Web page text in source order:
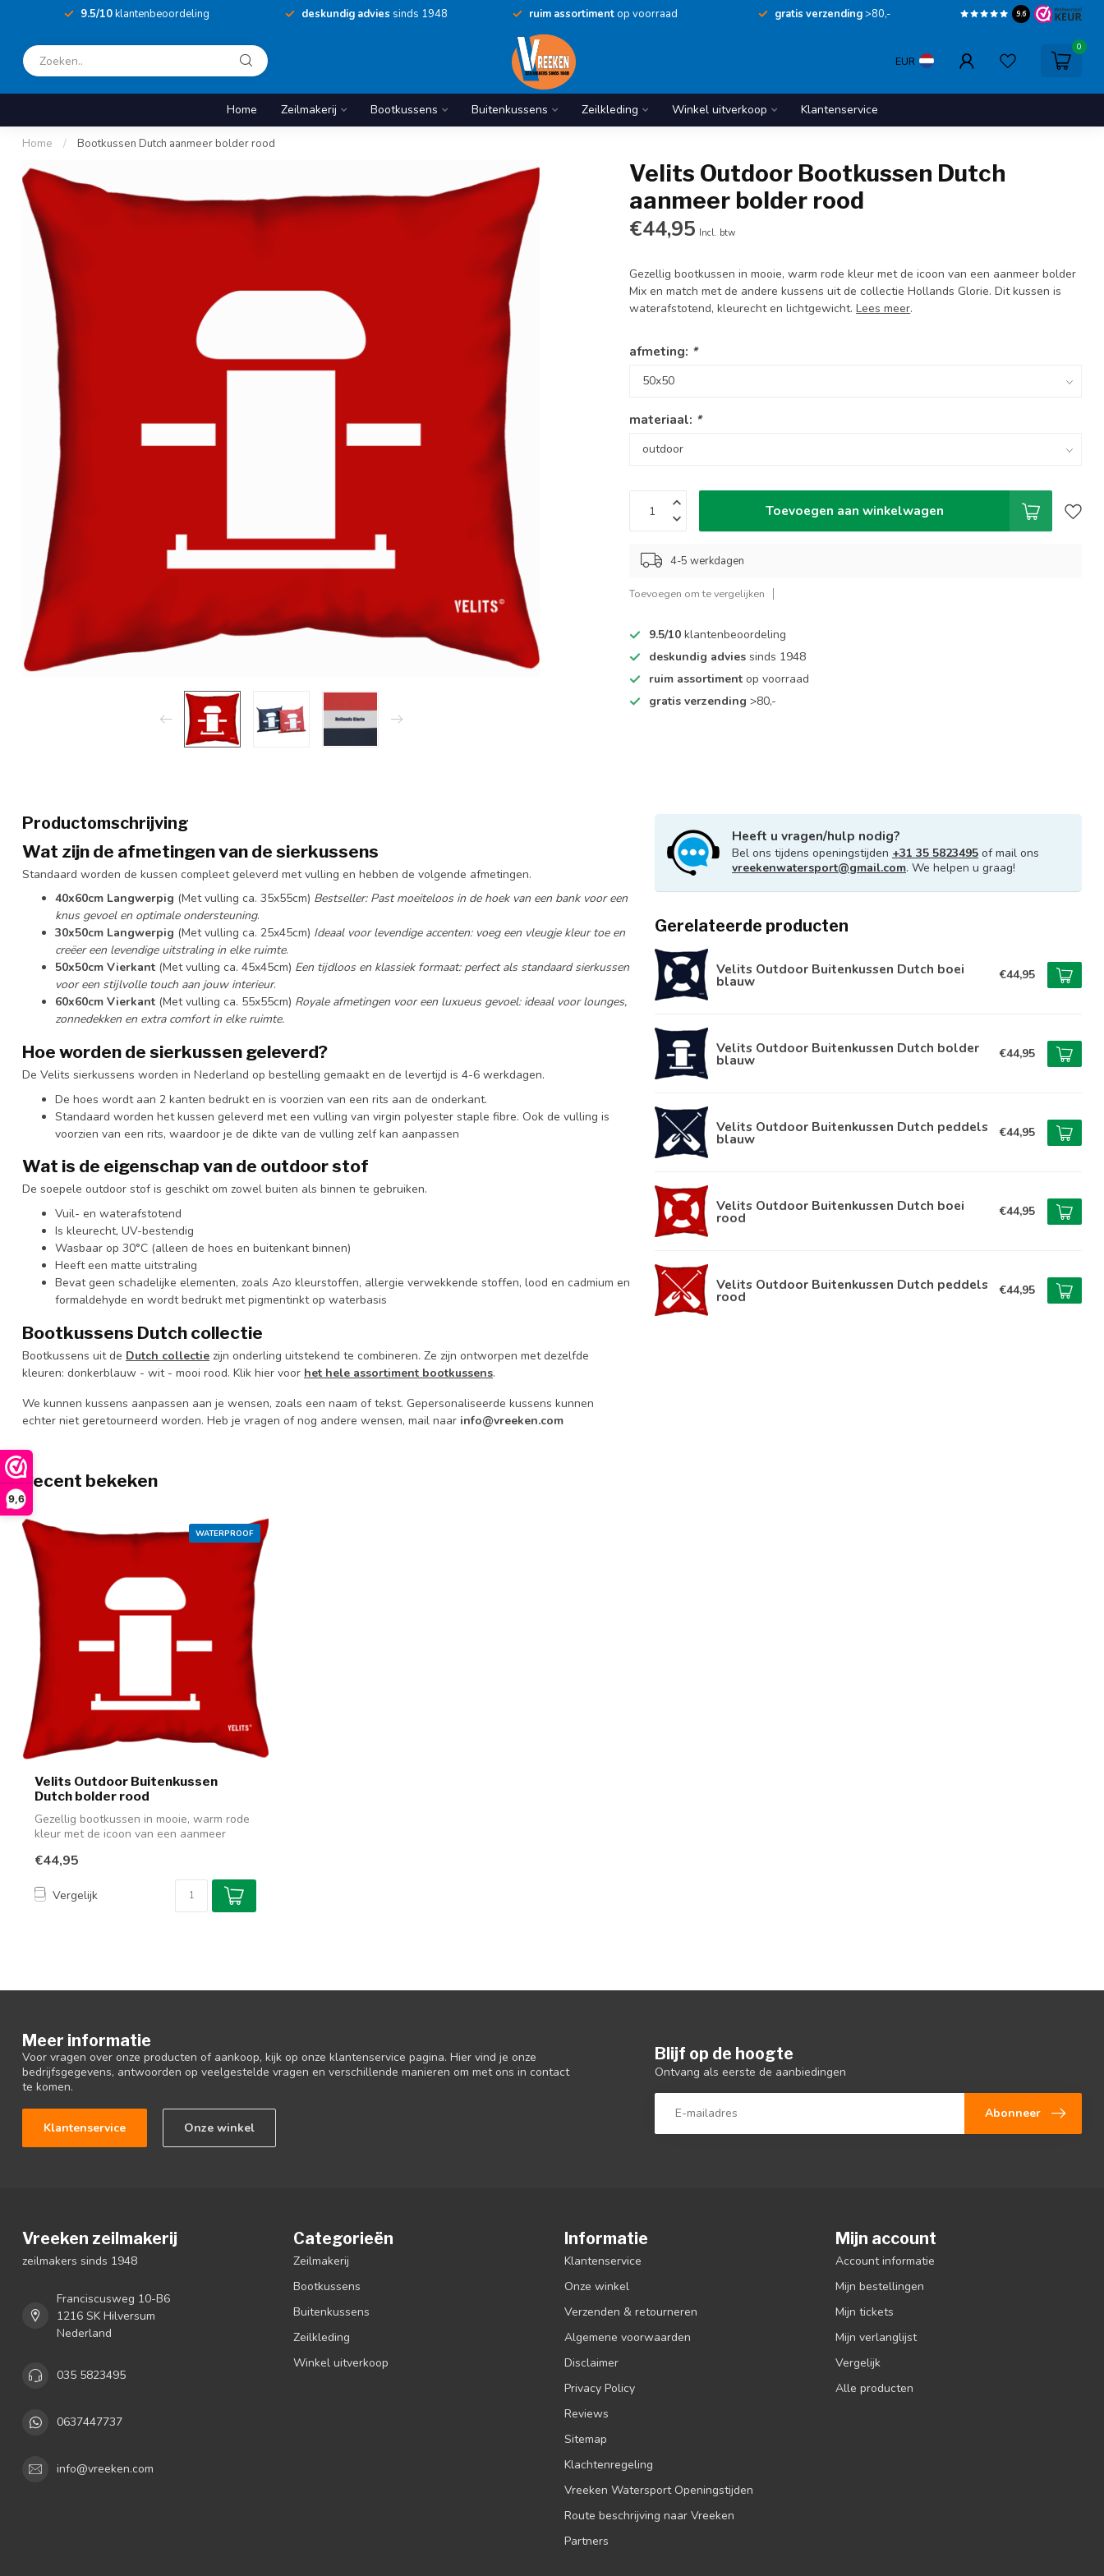
9,6
9.5/10klantenbeoordeling deskundig advies sinds 1948 ruim assortimentop voorraad gratis verzending>80,- 9.6
EUR
0
Home Zeilmakerij Bootkussens Buitenkussens Zeilkleding Winkel uitverkoop Klantenservice
Home / Bootkussen Dutch aanmeer bolder rood
Velits Outdoor Bootkussen Dutch
aanmeer bolder rood
€44,95 Incl. btw
Gezellig bootkussen in mooie, warm rode kleur met de icoon van een aanmeer bolder
Mix en match met de andere kussens uit de collectie Hollands Glorie. Dit kussen is
waterafstotend, kleurecht en lichtgewicht.Lees meer.
afmeting: *
materiaal: *
Toevoegen aan winkelwagen
4-5 werkdagen
Toevoegen om te vergelijken
9.5/10 klantenbeoordeling
deskundig advies sinds 1948
ruim assortiment op voorraad
gratis verzending >80,-
Productomschrijving
Wat zijn de afmetingen van de sierkussens
Standaard worden de kussen compleet geleverd met vulling en hebben de volgende afmetingen.
40x60cm Langwerpig (Met vulling ca. 35x55cm) Bestseller: Past moeiteloos in de hoek van een bank voor een
knus gevoel en optimale ondersteuning.
30x50cm Langwerpig (Met vulling ca. 25x45cm) Ideaal voor levendige accenten: voeg een vleugje kleur toe en
creëer een levendige uitstraling in elke ruimte.
50x50cm Vierkant (Met vulling ca. 45x45cm) Een tijdloos en klassiek formaat: perfect als standaard sierkussen
voor een stijlvolle touch aan jouw interieur.
60x60cm Vierkant (Met vulling ca. 55x55cm) Royale afmetingen voor een luxueus gevoel: ideaal voor lounges,
zonnedekken en extra comfort in elke ruimte.
Hoe worden de sierkussen geleverd?
De Velits sierkussens worden in Nederland op bestelling gemaakt en de levertijd is 4-6 werkdagen.
De hoes wordt aan 2 kanten bedrukt en is voorzien van een rits aan de onderkant.
Standaard worden het kussen geleverd met een vulling van virgin polyester staple fibre. Ook de vulling is
voorzien van een rits, waardoor je de dikte van de vulling zelf kan aanpassen
Wat is de eigenschap van de outdoor stof
De soepele outdoor stof is geschikt om zowel buiten als binnen te gebruiken.
Vuil- en waterafstotend
Is kleurecht, UV-bestendig
Wasbaar op 30°C (alleen de hoes en buitenkant binnen)
Heeft een matte uitstraling
Bevat geen schadelijke elementen, zoals Azo kleurstoffen, allergie verwekkende stoffen, lood en cadmium en
formaldehyde en wordt bedrukt met pigmentinkt op waterbasis
Bootkussens Dutch collectie
Bootkussens uit de Dutch collectie zijn onderling uitstekend te combineren. Ze zijn ontworpen met dezelfde
kleuren: donkerblauw - wit- mooi rood. Klik hier voor het hele assortiment bootkussens.
We kunnen kussens aanpassen aan je wensen, zoals een naam of tekst. Gepersonaliseerde kussens kunnen
echter niet geretourneerd worden. Heb je vragen of nog andere wensen, mail naar info@vreeken.com
Heeft u vragen/hulp nodig?
Bel ons tijdens openingstijden +31 35 5823495 of mail ons
vreekenwatersport@gmail.com. We helpen u graag!
Gerelateerde producten
Velits Outdoor Buitenkussen Dutch boei
blauw €44,95
Velits Outdoor Buitenkussen Dutch bolder
blauw €44,95
Velits Outdoor Buitenkussen Dutch peddels
blauw €44,95
Velits Outdoor Buitenkussen Dutch boei
rood €44,95
Velits Outdoor Buitenkussen Dutch peddels
rood €44,95
Recent bekeken
WATERPROOF
Velits Outdoor Buitenkussen
Dutch bolder rood
Gezellig bootkussen in mooie, warm rode
kleur met de icoon van een aanmeer
€44,95
Vergelijk
Meer informatie
Voor vragen over onze producten of aankoop, kijk op onze klantenservice pagina. Hier vind je onze
bedrijfsgegevens, antwoorden op veelgestelde vragen en verschillende manieren om met ons in contact
te komen.
Klantenservice Onze winkel
Blijf op de hoogte
Ontvang als eerste de aanbiedingen
Abonneer
Vreeken zeilmakerij
zeilmakers sinds 1948
Franciscusweg 10-B6
1216 SK Hilversum
Nederland
035 5823495
0637447737
info@vreeken.com
Categorieën
Zeilmakerij
Bootkussens
Buitenkussens
Zeilkleding
Winkel uitverkoop
Informatie
Klantenservice
Onze winkel
Verzenden & retourneren
Algemene voorwaarden
Disclaimer
Privacy Policy
Reviews
Sitemap
Klachtenregeling
Vreeken Watersport Openingstijden
Route beschrijving naar Vreeken
Partners
Mijn account
Account informatie
Mijn bestellingen
Mijn tickets
Mijn verlanglijst
Vergelijk
Alle producten